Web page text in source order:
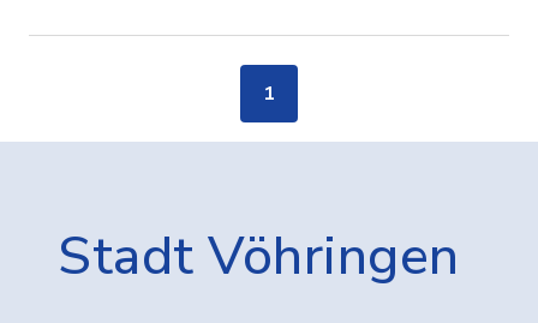
1
Stadt Vöhringen